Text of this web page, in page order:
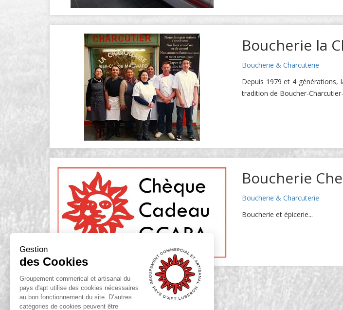
Boucherie la
Boucherie & Charcuterie
Depuis 1979 et 4 générations,
tradition de Boucher-
Boucherie
Boucherie & Charcuterie
Boucherie et épicerie...
Gestion
des Cookies
Groupement commerical et artisanal du
pays d'apt utilise des cookies nécessaires
au bon fonctionnement du site. D’autres
catégories de cookies peuvent être